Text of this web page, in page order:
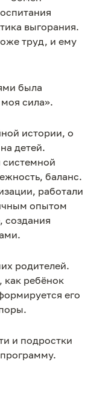
выгорания.
труд, и ему
была
сила».
истории, о
детей.
системной
баланс.
работали
опытом
создания
родителей.
как ребёнок
его
и подростки